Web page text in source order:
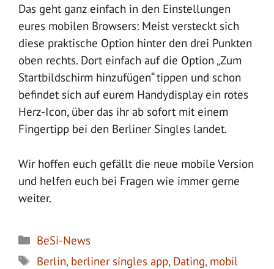
Das geht ganz einfach in den Einstellungen
eures mobilen Browsers: Meist versteckt sich
diese praktische Option hinter den drei Punkten
oben rechts. Dort einfach auf die Option „Zum
Startbildschirm hinzufügen“ tippen und schon
befindet sich auf eurem Handydisplay ein rotes
Herz-Icon, über das ihr ab sofort mit einem
Fingertipp bei den Berliner Singles landet.
Wir hoffen euch gefällt die neue mobile Version
und helfen euch bei Fragen wie immer gerne
weiter.
Kategorien
BeSi-News
Schlagwörter
Berlin, berliner singles app, Dating, mobil